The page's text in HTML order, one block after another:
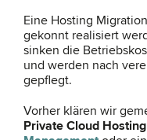
Eine Hosting
gekonnt realisiert
sinken die
und werden nach
gepflegt.
Vorher klären wir
Private Cloud Hosting